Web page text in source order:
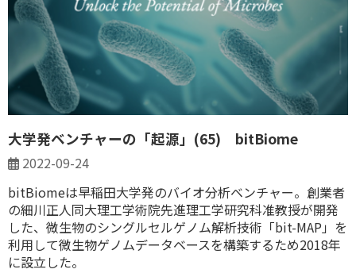
大学発ベンチャーの「起源」(65) bitBiome
2022-09-24
bitBiomeは早稲田大学発のバイオ分析ベンチャー。創業者
の細川正人同大理工学術院先進理工学研究科准教授が開発
した、微生物のシングルセルゲノム解析技術「bit-MAP」を
利用して微生物ゲノムデータベースを構築するため2018年
に設立した。